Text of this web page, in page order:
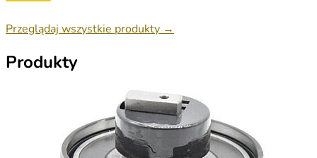
Przeglądaj wszystkie produkty →
Produkty